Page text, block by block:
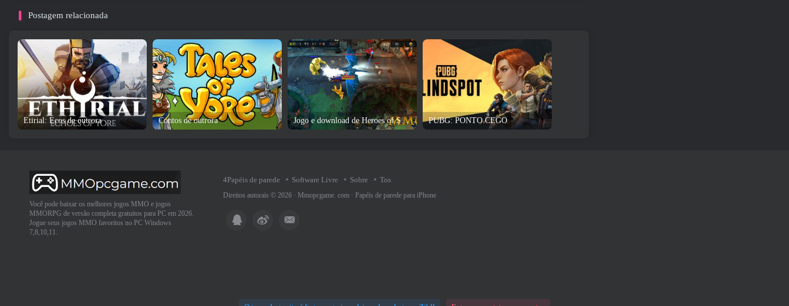
Postagem relacionada
Etirial: Ecos de outrora Contos de outrora Jogo e download de Heroes of Soulcraft PUBG: PONTO CEGO
Você pode baixar os melhores jogos MMO e jogos
MMORPG de versão completa gratuitos para PC em 2026.
Jogue seus jogos MMO favoritos no PC Windows
7,8,10,11.
4Papéis de parede Software Livre Sobre Tos
Direitos autorais © 2026 · Mmopcgame. com · Papéis de parede para iPhone